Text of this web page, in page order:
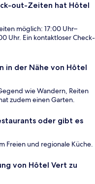
out-Zeiten hat Hôtel
möglich: 17:00 Uhr–
Uhr. Ein kontaktloser Check-
in der Nähe von Hôtel
wie Wandern, Reiten
zudem einen Garten.
oder gibt es
Freien und regionale Küche.
von Hôtel Vert zu